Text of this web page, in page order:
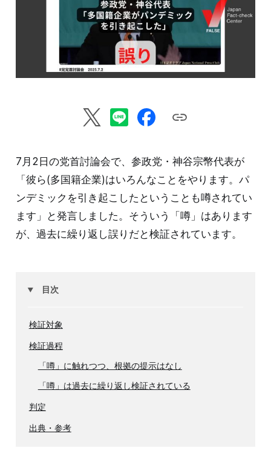
7月2日の党首討論会で、参政党・神谷宗幣代表が
「彼ら(多国籍企業)はいろんなことをやります。パ
ンデミックを引き起こしたということも噂されてい
ます」と発言しました。そういう「噂」はあります
が、過去に繰り返し誤りだと検証されています。
目次
検証対象
検証過程
「噂」に触れつつ、根拠の提示はなし
「噂」は過去に繰り返し検証されている
判定
出典・参考